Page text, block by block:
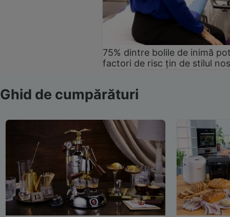
75% dintre bolile de inimă
factori de risc țin de stilul
Ghid de cumpărături